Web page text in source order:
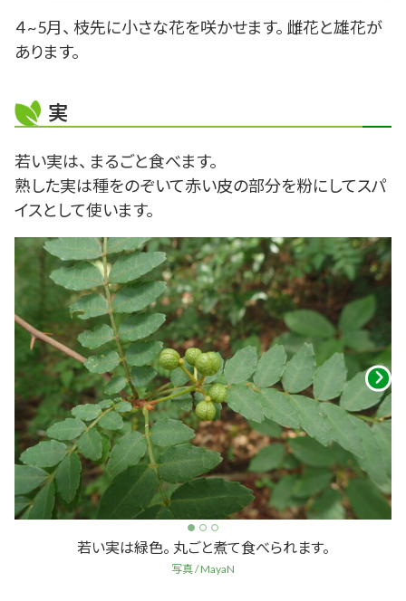
４~5月、 枝先に小さな花を咲かせます。 雌花と雄花が
あります。
実
若い実は、 まるごと食べます。
熟した実は種をのぞいて赤い皮の部分を粉にしてスパ
イスとして使います。
若い実は緑色。 丸ごと煮て食べられます。
写真 / MayaN